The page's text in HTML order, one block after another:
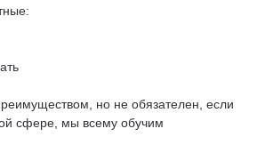
но не обязателен, если
сфере, мы всему обучим